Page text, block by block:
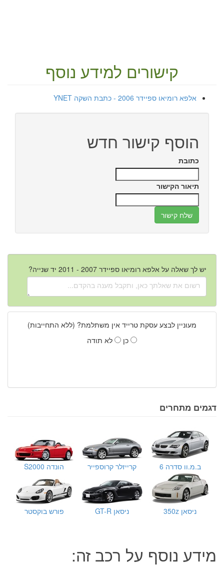
קישורים למידע נוסף
אלפא רומיאו ספיידר 2006 - כתבת השקה YNET
הוסף קישור חדש
כתובת
תיאור הקישור
יש לך שאלה על אלפא רומיאו ספיידר 2007 - 2011 יד שנייה?
מעוניין לבצע עסקת טרייד אין משתלמת? (ללא התחייבות)
כן
לא תודה
דגמים מתחרים
ב.מ.וו סדרה 6 קרייזלר קרוספייר הונדה S2000
ניסאן 350z ניסאן GT-R פורש בוקסטר
מידע נוסף על רכב זה: